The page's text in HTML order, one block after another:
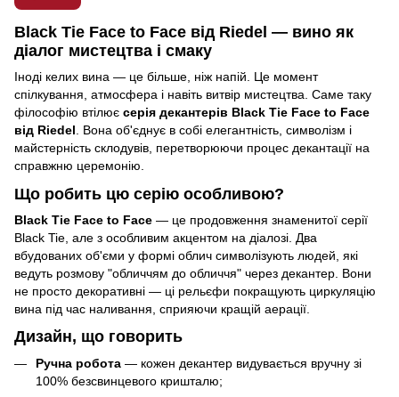
Black Tie Face to Face від Riedel — вино як
діалог мистецтва і смаку
Іноді келих вина — це більше, ніж напій. Це момент
спілкування, атмосфера і навіть витвір мистецтва. Саме таку
філософію втілює серія декантерів Black Tie Face to Face
від Riedel. Вона об'єднує в собі елегантність, символізм і
майстерність склодувів, перетворюючи процес декантації на
справжню церемонію.
Що робить цю серію особливою?
Black Tie Face to Face — це продовження знаменитої серії
Black Tie, але з особливим акцентом на діалозі. Два
вбудованих об'єми у формі облич символізують людей, які
ведуть розмову "обличчям до обличчя" через декантер. Вони
не просто декоративні — ці рельєфи покращують циркуляцію
вина під час наливання, сприяючи кращій аерації.
Дизайн, що говорить
Ручна робота — кожен декантер видувається вручну зі
100% безсвинцевого кришталю;